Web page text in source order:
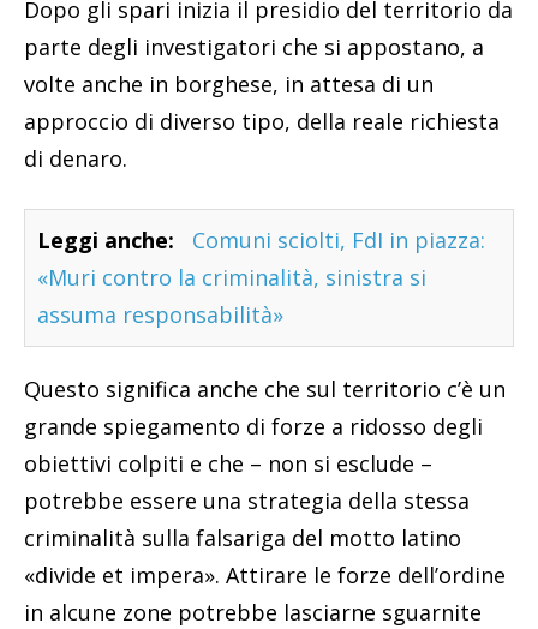
Dopo gli spari inizia il presidio del territorio da
parte degli investigatori che si appostano, a
volte anche in borghese, in attesa di un
approccio di diverso tipo, della reale richiesta
di denaro.
Leggi anche:
Comuni sciolti, FdI in piazza:
«Muri contro la criminalità, sinistra si
assuma responsabilità»
Questo significa anche che sul territorio c’è un
grande spiegamento di forze a ridosso degli
obiettivi colpiti e che – non si esclude –
potrebbe essere una strategia della stessa
criminalità sulla falsariga del motto latino
«divide et impera». Attirare le forze dell’ordine
in alcune zone potrebbe lasciarne sguarnite